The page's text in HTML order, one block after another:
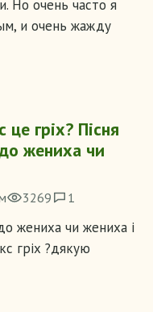
Но очень часто я
и очень жажду
гріх? Пісня
жениха чи
3269 1
жениха чи жениха і
гріх ?дякую